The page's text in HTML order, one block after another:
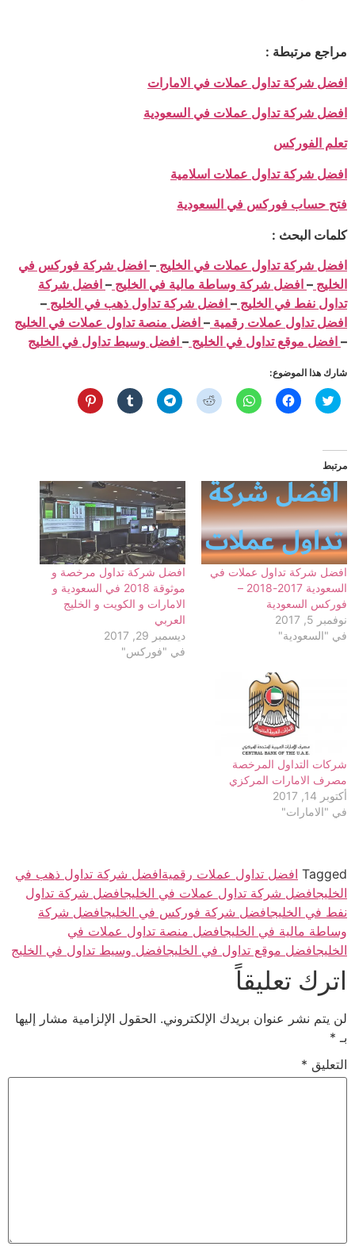
مراجع مرتبطة :
افضل شركة تداول عملات في الامارات
افضل شركة تداول عملات في السعودية
تعلم الفوركس
افضل شركة تداول عملات اسلامية
فتح حساب فوركس في السعودية
كلمات البحث :
افضل شركة تداول عملات في الخليج – افضل شركة فوركس في
الخليج – افضل شركة وساطة مالية في الخليج – افضل شركة
تداول نفط في الخليج – افضل شركة تداول ذهب في الخليج –
افضل تداول عملات رقمية – افضل منصة تداول عملات في الخليج
– افضل موقع تداول في الخليج – افضل وسيط تداول في الخليج
شارك هذا الموضوع:
اضغط
للمشاركة
انقر
للمشاركة
انقر
للمشاركة
اضغط
لمشاركة
جديدة)
انقر
للمشاركة
اضغط
للمشاركة
اضغط
للمشاركة
مرتبط
افضل شركة تداول عملات في
السعودية 2017-2018 –
فوركس السعودية
نوفمبر 5, 2017
في "السعودية"
افضل شركة تداول مرخصة و
موثوقة 2018 في السعودية و
الامارات و الكويت و الخليج
العربي
ديسمبر 29, 2017
في "فوركس"
شركات التداول المرخصة
مصرف الامارات المركزي
أكتوبر 14, 2017
في "الامارات"
Tagged افضل تداول عملات رقميةافضل شركة تداول ذهب في
الخليجافضل شركة تداول عملات في الخليجافضل شركة تداول
نفط في الخليجافضل شركة فوركس في الخليجافضل شركة
وساطة مالية في الخليجافضل منصة تداول عملات في
الخليجافضل موقع تداول في الخليجافضل وسيط تداول في الخليج
اترك تعليقاً
لن يتم نشر عنوان بريدك الإلكتروني. الحقول الإلزامية مشار إليها
بـ *
التعليق *